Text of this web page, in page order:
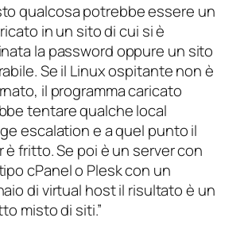
qualcosa potrebbe essere un
in un sito di cui si è
la password oppure un sito
Se il Linux ospitante non è
il programma caricato
tentare qualche local
escalation e a quel punto il
è fritto. Se poi è un server con
cPanel o Plesk con un
di virtual host il risultato è un
misto di siti.”